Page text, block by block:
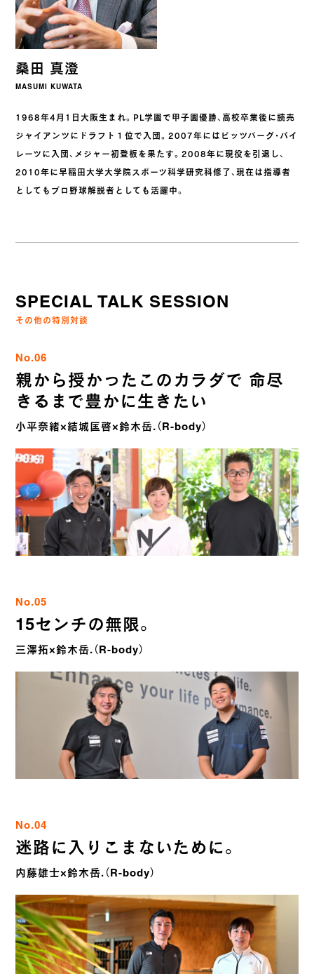
桑田 真澄
MASUMI KUWATA
1968年4月1日大阪生まれ。PL学園で甲子園優勝、高校卒業後に読売
ジャイアンツにドラフト１位で入団。2007年にはピッツバーグ・パイ
レーツに入団、メジャー初登板を果たす。2008年に現役を引退し、
2010年に早稲田大学大学院スポーツ科学研究科修了、現在は指導者
としてもプロ野球解説者としても活躍中。
SPECIAL TALK SESSION
その他の特別対談
No.06
親から授かったこのカラダで 命尽
きるまで豊かに生きたい
小平奈緒×結城匡啓×鈴木岳.（R-body）
No.05
15センチの無限。
三澤拓×鈴木岳.（R-body）
No.04
迷路に入りこまないために。
内藤雄士×鈴木岳.（R-body）